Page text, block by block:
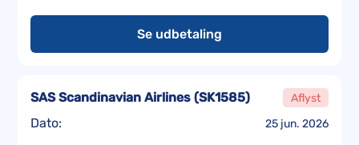
Se udbetaling
Dato: 25 jun. 2026
SAS Scandinavian Airlines (SK1585) Aflyst